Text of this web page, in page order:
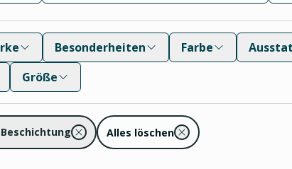
Besonderheiten Farbe
Größe
Alles löschen